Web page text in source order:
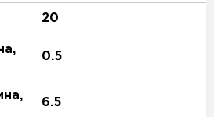
20
0.5
6.5